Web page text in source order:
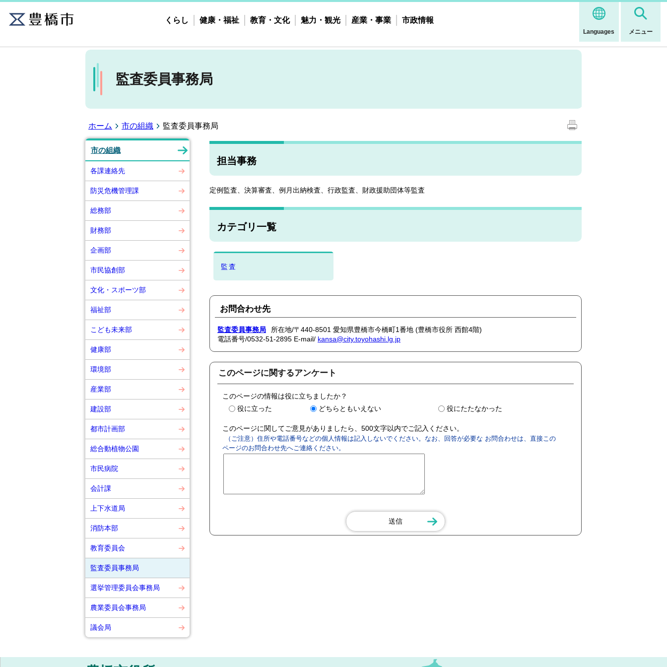
Languages メニュー
くらし 健康・福祉 教育・文化 魅力・観光 産業・事業 市政情報
監査委員事務局
ホーム 市の組織 監査委員事務局
市の組織
各課連絡先
防災危機管理課
総務部
財務部
企画部
市民協創部
文化・スポーツ部
福祉部
こども未来部
健康部
環境部
産業部
建設部
都市計画部
総合動植物公園
市民病院
会計課
上下水道局
消防本部
教育委員会
監査委員事務局
選挙管理委員会事務局
農業委員会事務局
議会局
担当事務
定例監査、決算審査、例月出納検査、行政監査、財政援助団体等監査
カテゴリ一覧
監査
お問合わせ先
監査委員事務局
所在地/〒440-8501 愛知県豊橋市今橋町1番地 (豊橋市役所 西館4階)
電話番号/0532-51-2895 E-mail/ kansa@city.toyohashi.lg.jp
このページに関するアンケート
このページの情報は役に立ちましたか？
役に立った
どちらともいえない 役にたたなかった
このページに関してご意見がありましたら、500文字以内でご記入ください。
（ご注意）住所や電話番号などの個人情報は記入しないでください。なお、回答が必要な お問合わせは、直接この
ページのお問合わせ先へご連絡ください。